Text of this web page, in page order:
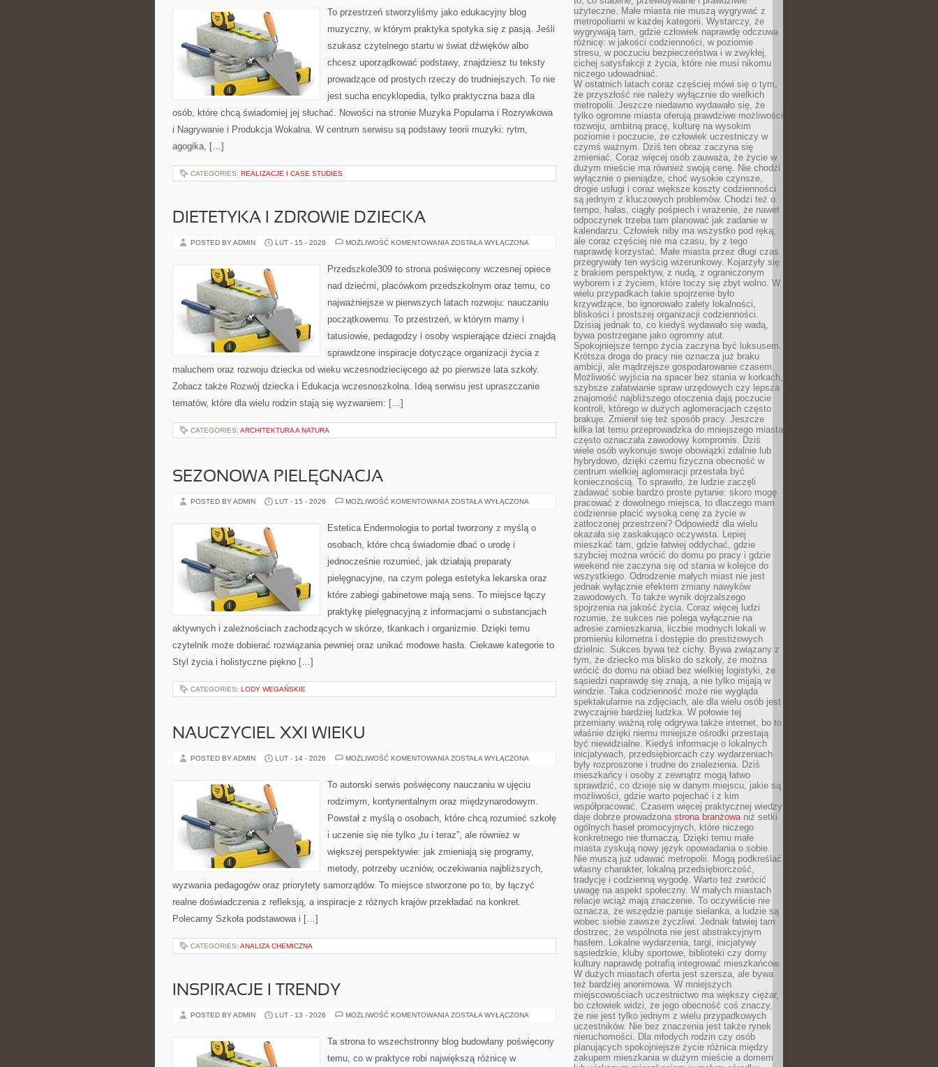
To przestrzeń stworzyliśmy jako edukacyjny blog
muzyczny, w którym praktyka spotyka się z pasją. Jeśli
szukasz czytelnego startu w świat dźwięków albo
chcesz uporządkować podstawy, znajdziesz tu teksty
prowadzące od prostych rzeczy do trudniejszych. To nie
jest sucha encyklopedia, tylko praktyczna baza dla
osób, które chcą świadomiej jej słuchać. Nowości na stronie Muzyka Popularna i Rozrywkowa
i Nagrywanie i Produkcja Wokalna. W centrum serwisu są podstawy teorii muzyki: rytm,
agogika, […]
CATEGORIES: REALIZACJE I CASE STUDIES
DIETETYKA I ZDROWIE DZIECKA
POSTED BY ADMIN LUT - 15 - 2026 MOŻLIWOŚĆ KOMENTOWANIA DIETETYKA
DZIECKA
ZOSTAŁA WYŁĄCZONA
Przedszkole309 to strona poświęcony wczesnej opiece
nad dziećmi, placówkom przedszkolnym oraz temu, co
najważniejsze w pierwszych latach rozwoju: nauczaniu
początkowemu. To przestrzeń, w którym mamy i
tatusiowie, pedagodzy i osoby wspierające dzieci znajdą
sprawdzone inspiracje dotyczące organizacji życia z
maluchem oraz rozwoju dziecka od wieku wczesnodziecięcego aż po pierwsze lata szkoły.
Zobacz także Rozwój dziecka i Edukacja wczesnoszkolna. Ideą serwisu jest upraszczanie
tematów, które dla wielu rodzin stają się wyzwaniem: […]
CATEGORIES: ARCHITEKTURA A NATURA
SEZONOWA PIELĘGNACJA
POSTED BY ADMIN LUT - 15 - 2026 MOŻLIWOŚĆ KOMENTOWANIA SEZONOWA
ZOSTAŁA WYŁĄCZONA
Estetica Endermologia to portal tworzony z myślą o
osobach, które chcą świadomie dbać o urodę i
jednocześnie rozumieć, jak działają preparaty
pielęgnacyjne, na czym polega estetyka lekarska oraz
które zabiegi gabinetowe mają sens. To miejsce łączy
praktykę pielęgnacyjną z informacjami o substancjach
aktywnych i zależnościach zachodzących w skórze, tkankach i organizmie. Dzięki temu
czytelnik może dobierać rozwiązania pewniej oraz unikać modowe hasła. Ciekawe kategorie to
Styl życia i holistyczne piękno […]
CATEGORIES: LODY WEGAŃSKIE
NAUCZYCIEL XXI WIEKU
POSTED BY ADMIN LUT - 14 - 2026 MOŻLIWOŚĆ KOMENTOWANIA NAUCZYCIEL
ZOSTAŁA WYŁĄCZONA
To autorski serwis poświęcony nauczaniu w ujęciu
rodzimym, kontynentalnym oraz międzynarodowym.
Powstał z myślą o osobach, które chcą rozumieć szkołę
i uczenie się nie tylko „tu i teraz”, ale również w
większej perspektywie: jak zmieniają się programy,
metody, potrzeby uczniów, oczekiwania najbliższych,
wyzwania pedagogów oraz priorytety samorządów. To miejsce stworzone po to, by łączyć
realne doświadczenia z refleksją, a inspiracje z różnych krajów przekładać na konkret.
Polecamy Szkoła podstawowa i […]
CATEGORIES: ANALIZA CHEMICZNA
INSPIRACJE I TRENDY
POSTED BY ADMIN LUT - 13 - 2026 MOŻLIWOŚĆ KOMENTOWANIA INSPIRACJE
ZOSTAŁA WYŁĄCZONA
Ta strona to wszechstronny blog budowlany poświęcony
temu, co w praktyce robi największą różnicę w
użyteczne. Małe miasta nie muszą wygrywać z
metropoliami w każdej kategorii. Wystarczy, że
wygrywają tam, gdzie człowiek naprawdę odczuwa
różnicę: w jakości codzienności, w poziomie
stresu, w poczuciu bezpieczeństwa i w zwykłej,
cichej satysfakcji z życia, które nie musi nikomu
niczego udowadniać.
W ostatnich latach coraz częściej mówi się o tym,
że przyszłość nie należy wyłącznie do wielkich
metropolii. Jeszcze niedawno wydawało się, że
tylko ogromne miasta oferują prawdziwe możliwości
rozwoju, ambitną pracę, kulturę na wysokim
poziomie i poczucie, że człowiek uczestniczy w
czymś ważnym. Dziś ten obraz zaczyna się
zmieniać. Coraz więcej osób zauważa, że życie w
dużym mieście ma również swoją cenę. Nie chodzi
wyłącznie o pieniądze, choć wysokie czynsze,
drogie usługi i coraz większe koszty codzienności
są jednym z kluczowych problemów. Chodzi też o
tempo, hałas, ciągły pośpiech i wrażenie, że nawet
odpoczynek trzeba tam planować jak zadanie w
kalendarzu. Człowiek niby ma wszystko pod ręką,
ale coraz częściej nie ma czasu, by z tego
naprawdę korzystać. Małe miasta przez długi czas
przegrywały ten wyścig wizerunkowy. Kojarzyły się
z brakiem perspektyw, z nudą, z ograniczonym
wyborem i z życiem, które toczy się zbyt wolno. W
wielu przypadkach takie spojrzenie było
krzywdzące, bo ignorowało zalety lokalności,
bliskości i prostszej organizacji codzienności.
Dzisiaj jednak to, co kiedyś wydawało się wadą,
bywa postrzegane jako ogromny atut.
Spokojniejsze tempo życia zaczyna być luksusem.
Krótsza droga do pracy nie oznacza już braku
ambicji, ale mądrzejsze gospodarowanie czasem.
Możliwość wyjścia na spacer bez stania w korkach,
szybsze załatwianie spraw urzędowych czy lepsza
znajomość najbliższego otoczenia dają poczucie
kontroli, którego w dużych aglomeracjach często
brakuje. Zmienił się też sposób pracy. Jeszcze
kilka lat temu przeprowadzka do mniejszego miasta
często oznaczała zawodowy kompromis. Dziś
wiele osób wykonuje swoje obowiązki zdalnie lub
hybrydowo, dzięki czemu fizyczna obecność w
centrum wielkiej aglomeracji przestała być
koniecznością. To sprawiło, że ludzie zaczęli
zadawać sobie bardzo proste pytanie: skoro mogę
pracować z dowolnego miejsca, to dlaczego mam
codziennie płacić wysoką cenę za życie w
zatłoczonej przestrzeni? Odpowiedź dla wielu
okazała się zaskakująco oczywista. Lepiej
mieszkać tam, gdzie łatwiej oddychać, gdzie
szybciej można wrócić do domu po pracy i gdzie
weekend nie zaczyna się od stania w kolejce do
wszystkiego. Odrodzenie małych miast nie jest
jednak wyłącznie efektem zmiany nawyków
zawodowych. To także wynik dojrzalszego
spojrzenia na jakość życia. Coraz więcej ludzi
rozumie, że sukces nie polega wyłącznie na
adresie zamieszkania, liczbie modnych lokali w
promieniu kilometra i dostępie do prestiżowych
dzielnic. Sukces bywa też cichy. Bywa związany z
tym, że dziecko ma blisko do szkoły, że można
wrócić do domu na obiad bez wielkiej logistyki, że
sąsiedzi naprawdę się znają, a nie tylko mijają w
windzie. Taka codzienność może nie wygląda
spektakularnie na zdjęciach, ale dla wielu osób jest
zwyczajnie bardziej ludzka. W połowie tej
przemiany ważną rolę odgrywa także internet, bo to
właśnie dzięki niemu mniejsze ośrodki przestają
być niewidzialne. Kiedyś informacje o lokalnych
inicjatywach, przedsiębiorcach czy wydarzeniach
były rozproszone i trudne do znalezienia. Dziś
mieszkańcy i osoby z zewnątrz mogą łatwo
sprawdzić, co dzieje się w danym miejscu, jakie są
możliwości, gdzie warto pojechać i z kim
współpracować. Czasem więcej praktycznej wiedzy
daje dobrze prowadzona strona branżowaniż setki
ogólnych haseł promocyjnych, które niczego
konkretnego nie tłumaczą. Dzięki temu małe
miasta zyskują nowy język opowiadania o sobie.
Nie muszą już udawać metropolii. Mogą podkreślać
własny charakter, lokalną przedsiębiorczość,
tradycję i codzienną wygodę. Warto też zwrócić
uwagę na aspekt społeczny. W małych miastach
relacje wciąż mają znaczenie. To oczywiście nie
oznacza, że wszędzie panuje sielanka, a ludzie są
wobec siebie zawsze życzliwi. Jednak łatwiej tam
dostrzec, że wspólnota nie jest abstrakcyjnym
hasłem. Lokalne wydarzenia, targi, inicjatywy
sąsiedzkie, kluby sportowe, biblioteki czy domy
kultury naprawdę potrafią integrować mieszkańców.
W dużych miastach oferta jest szersza, ale bywa
też bardziej anonimowa. W mniejszych
miejscowościach uczestnictwo ma większy ciężar,
bo człowiek widzi, że jego obecność coś znaczy,
że nie jest tylko jednym z wielu przypadkowych
uczestników. Nie bez znaczenia jest także rynek
nieruchomości. Dla młodych rodzin czy osób
planujących spokojniejsze życie różnica między
zakupem mieszkania w dużym mieście a domem